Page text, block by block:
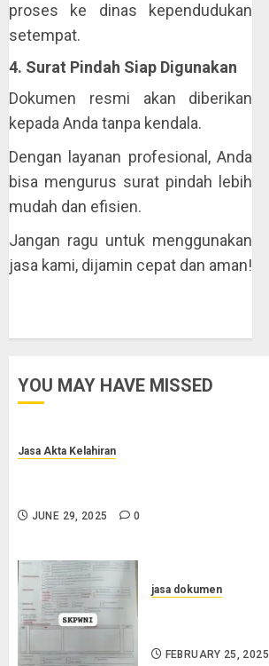
proses ke dinas kependudukan
setempat.
4. Surat Pindah Siap Digunakan
Dokumen resmi akan diberikan
kepada Anda tanpa kendala.
Dengan layanan profesional, Anda
bisa mengurus surat pindah lebih
mudah dan efisien.
Jangan ragu untuk menggunakan
jasa kami, dijamin cepat dan aman!
YOU MAY HAVE MISSED
Jasa Akta Kelahiran
JUNE 29, 2025 0
jasa dokumen
FEBRUARY 25, 2025